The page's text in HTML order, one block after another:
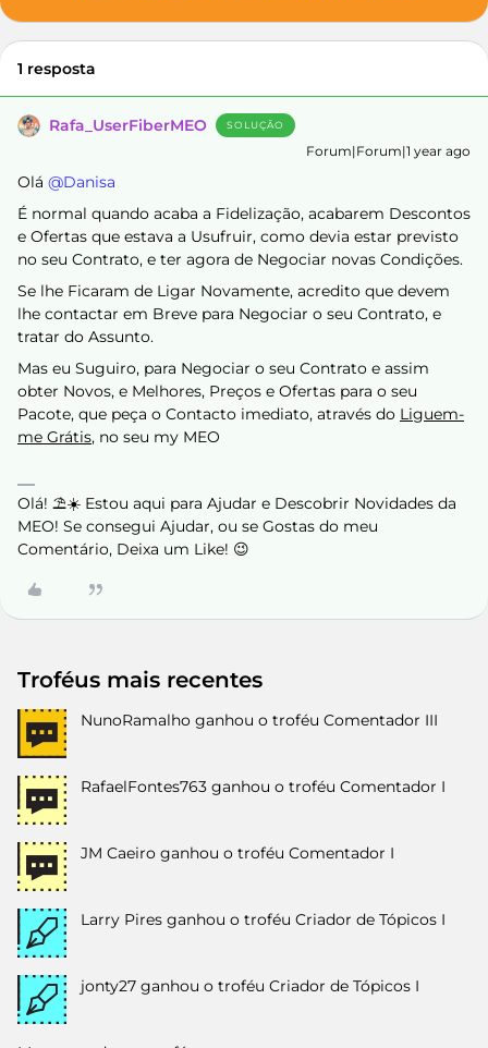
1 resposta
Rafa_UserFiberMEO SOLUÇÃO
Forum|Forum|1 year ago
Olá ​ @Danisa
É normal quando acaba a Fidelização, acabarem Descontos
e Ofertas que estava a Usufruir, como devia estar previsto
no seu Contrato, e ter agora de Negociar novas Condições.
Se lhe Ficaram de Ligar Novamente, acredito que devem
lhe contactar em Breve para Negociar o seu Contrato, e
tratar do Assunto.
Mas eu Suguiro, para Negociar o seu Contrato e assim
obter Novos, e Melhores, Preços e Ofertas para o seu
Pacote, que peça o Contacto imediato, através do Liguem-
me Grátis, no seu my MEO
Olá! ⛱️☀️ Estou aqui para Ajudar e Descobrir Novidades da
MEO! Se consegui Ajudar, ou se Gostas do meu
Comentário, Deixa um Like! 😉
Troféus mais recentes
NunoRamalho ganhou o troféu Comentador III
RafaelFontes763 ganhou o troféu Comentador I
JM Caeiro ganhou o troféu Comentador I
Larry Pires ganhou o troféu Criador de Tópicos I
jonty27 ganhou o troféu Criador de Tópicos I